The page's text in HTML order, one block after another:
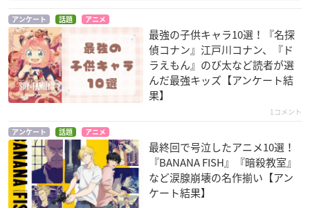
アンケート 話題 アニメ
最強の子供キャラ10選！『名探
偵コナン』江戸川コナン、『ド
ラえもん』のび太など読者が選
んだ最強キッズ【アンケート結
果】
1コメント
アンケート 話題 アニメ
最終回で号泣したアニメ10選！
『BANANA FISH』『暗殺教室』
など涙腺崩壊の名作揃い【アン
ケート結果】